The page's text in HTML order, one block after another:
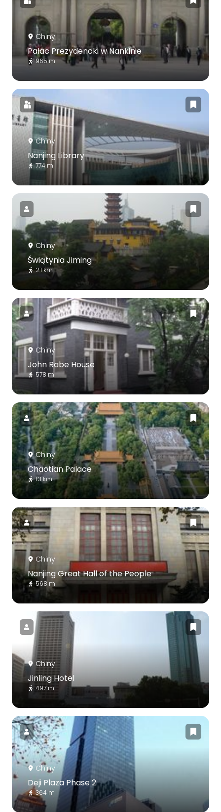
Chiny
Pałac Prezydencki w Nankinie
965 m
Chiny
Nanjing Library
774 m
Chiny
Świątynia Jiming
2.1 km
Chiny
John Rabe House
578 m
Chiny
Chaotian Palace
1.3 km
Chiny
Nanjing Great Hall of the People
568 m
Chiny
Jinling Hotel
497 m
Chiny
Deji Plaza Phase 2
364 m